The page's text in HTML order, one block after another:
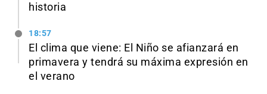
historia
18:57
El clima que viene: El Niño se afianzará en
primavera y tendrá su máxima expresión en
el verano